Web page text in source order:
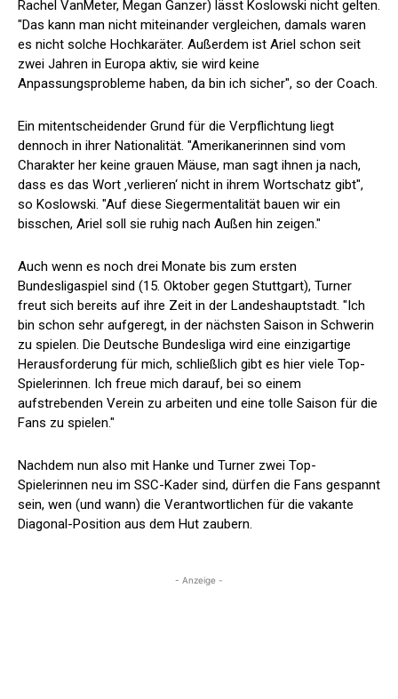
Rachel VanMeter, Megan Ganzer) lässt Koslowski nicht gelten.
"Das kann man nicht miteinander vergleichen, damals waren
es nicht solche Hochkaräter. Außerdem ist Ariel schon seit
zwei Jahren in Europa aktiv, sie wird keine
Anpassungsprobleme haben, da bin ich sicher", so der Coach.
Ein mitentscheidender Grund für die Verpflichtung liegt
dennoch in ihrer Nationalität. "Amerikanerinnen sind vom
Charakter her keine grauen Mäuse, man sagt ihnen ja nach,
dass es das Wort ‚verlieren‘ nicht in ihrem Wortschatz gibt",
so Koslowski. "Auf diese Siegermentalität bauen wir ein
bisschen, Ariel soll sie ruhig nach Außen hin zeigen."
Auch wenn es noch drei Monate bis zum ersten
Bundesligaspiel sind (15. Oktober gegen Stuttgart), Turner
freut sich bereits auf ihre Zeit in der Landeshauptstadt. "Ich
bin schon sehr aufgeregt, in der nächsten Saison in Schwerin
zu spielen. Die Deutsche Bundesliga wird eine einzigartige
Herausforderung für mich, schließlich gibt es hier viele Top-
Spielerinnen. Ich freue mich darauf, bei so einem
aufstrebenden Verein zu arbeiten und eine tolle Saison für die
Fans zu spielen."
Nachdem nun also mit Hanke und Turner zwei Top-
Spielerinnen neu im SSC-Kader sind, dürfen die Fans gespannt
sein, wen (und wann) die Verantwortlichen für die vakante
Diagonal-Position aus dem Hut zaubern.
- Anzeige -